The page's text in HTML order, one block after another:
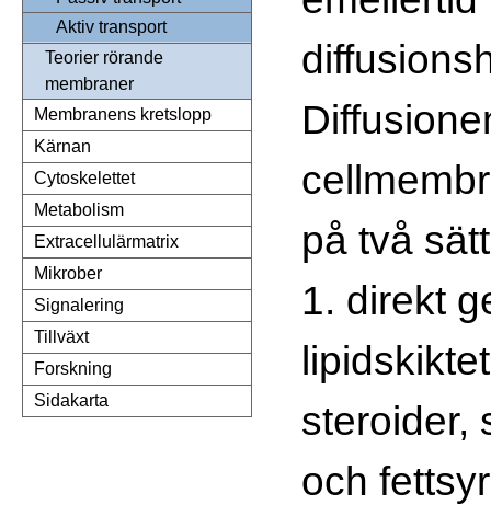
Aktiv transport
Teorier rörande
membraner
Membranens kretslopp
Kärnan
Cytoskelettet
Metabolism
Extracellulärmatrix
Mikrober
Signalering
Tillväxt
Forskning
Sidakarta
på två
1. direkt
steroider,
och